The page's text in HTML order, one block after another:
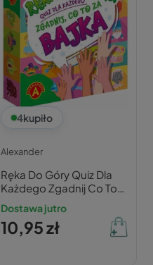
4kupiło
Alexander
Ręka Do Góry Quiz Dla
Każdego Zgadnij Co To
Za Bajka 8+ Alexander
2678
Dostawa jutro
10,95 zł